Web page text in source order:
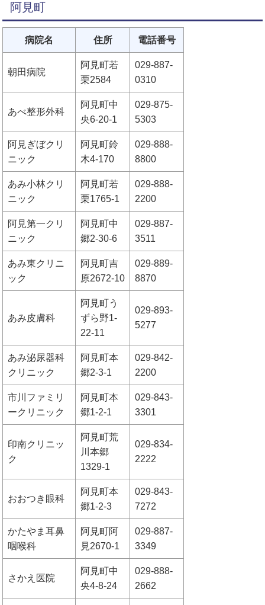
阿見町
病院名 住所 電話番号
朝田病院
阿見町若
栗2584
029-887-
0310
あべ整形外科
阿見町中
央6-20-1
029-875-
5303
阿見ぎぼクリ
ニック
阿見町鈴
木4-170
029-888-
8800
あみ小林クリ
ニック
阿見町若
栗1765-1
029-888-
2200
阿見第一クリ
ニック
阿見町中
郷2-30-6
029-887-
3511
あみ東クリニ
ック
阿見町吉
原2672-10
029-889-
8870
あみ皮膚科
阿見町う
ずら野1-
22-11
029-893-
5277
あみ泌尿器科
クリニック
阿見町本
郷2-3-1
029-842-
2200
市川ファミリ
ークリニック
阿見町本
郷1-2-1
029-843-
3301
印南クリニッ
ク
阿見町荒
川本郷
1329-1
029-834-
2222
おおつき眼科
阿見町本
郷1-2-3
029-843-
7272
かたやま耳鼻
咽喉科
阿見町阿
見2670-1
029-887-
3349
さかえ医院
阿見町中
央4-8-24
029-888-
2662